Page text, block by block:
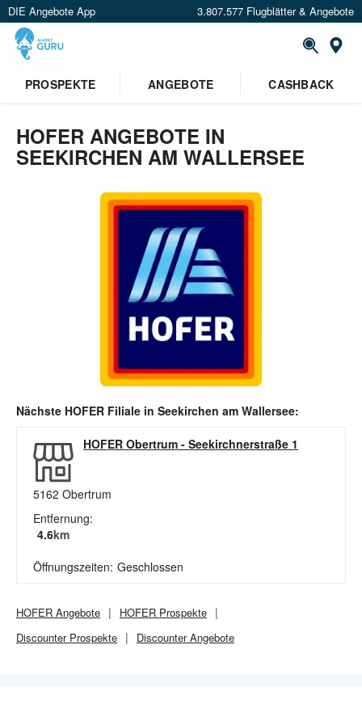
DIE Angebote App 3.807.577 Flugblätter & Angebote
PROSPEKTE
ANGEBOTE CASHBACK
HOFER ANGEBOTE IN
SEEKIRCHEN AM WALLERSEE
Nächste HOFER Filiale in Seekirchen am Wallersee:
HOFER Obertrum - Seekirchnerstraße 1
5162 Obertrum
Entfernung:
4.6km
Öffnungszeiten: Geschlossen
HOFER Angebote HOFER Prospekte
DiscounterProspekte DiscounterAngebote